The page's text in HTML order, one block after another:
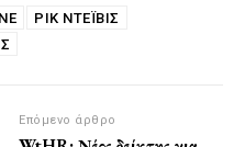
ΡΙΚ ΝΤΈΙΒΙΣ
Επόμενο άρθρο